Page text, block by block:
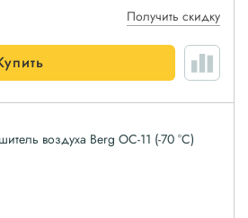
Получить скидку
воздуха Berg ОС-11 (-70 °С)